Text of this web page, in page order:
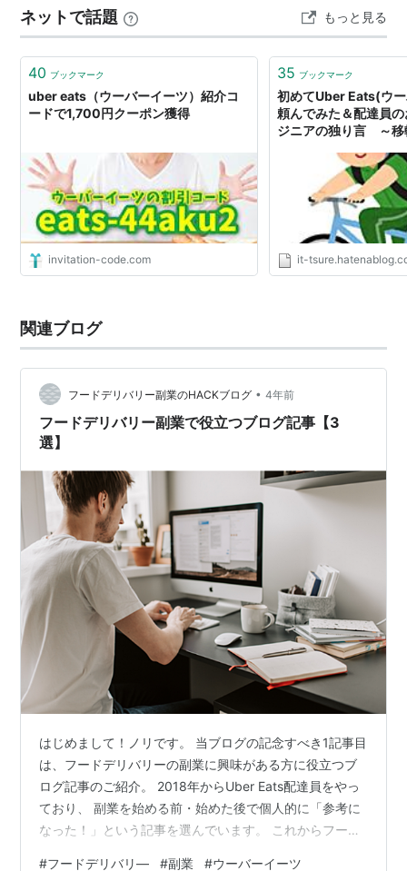
（hapitas） ― ― モッピー（moppy） +800円 ― ポイ
ントタウ…
ネットで話題 もっと見る
40 ブックマーク
uber eats（ウーバーイーツ）紹介コ
ードで1,700円クーポン獲得
invitation-code.com
35 ブックマーク
初めてUber Eats(ウ
頼んでみた＆配達員
ジニアの独り言 ～移
it-
関連ブログ
フードデリバリー副業のHACKブログ • 4年前
フードデリバリー副業で役立つブログ記事【3
選】
はじめまして！ノリです。 当ブログの記念すべき1記事目
は、フードデリバリーの副業に興味がある方に役立つブ
ログ記事のご紹介。 2018年からUber Eats配達員をやっ
ており、 副業を始める前・始めた後で個人的に「参考に
なった！」という記事を選んでいます。 これからフード
#フードデリバリ― #副業 #ウーバーイーツ